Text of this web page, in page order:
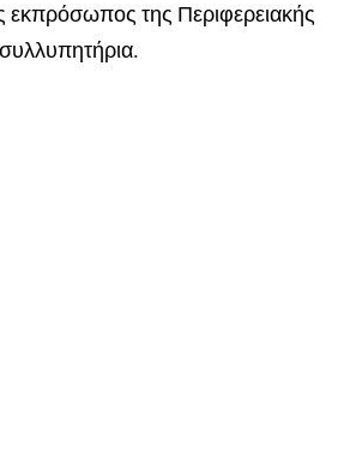
εκπρόσωπος της Περιφερειακής